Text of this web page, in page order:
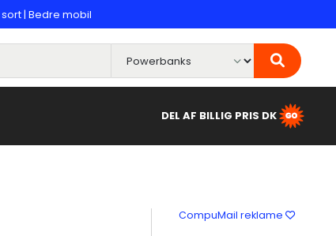
| Bedre mobil
DEL AF BILLIG PRIS DK
CompuMail reklame